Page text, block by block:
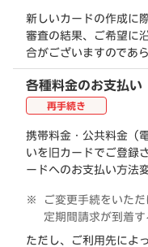
新しいカードの作成に
審査の結果、ご希望に
合がございますのであ
各種料金のお支払い
再手続き
携帯料金・公共料金（
いを旧カードでご登録
ードへのお支払い方法
ご変更手続をいた
定期間請求が到着す
ただし、ご利用先によ